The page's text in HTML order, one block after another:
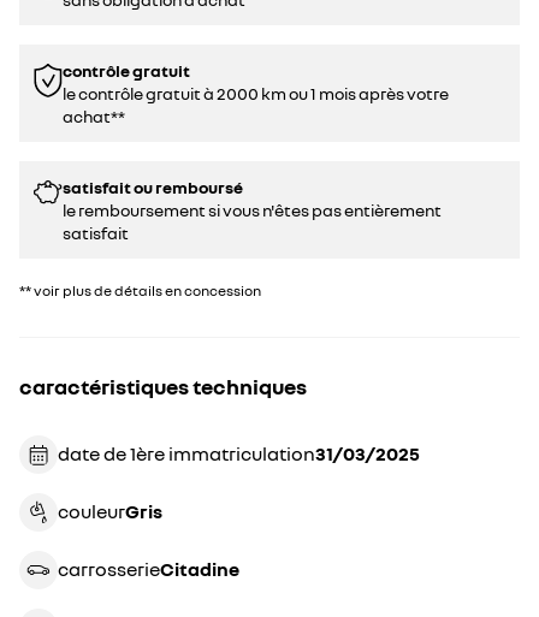
contrôle gratuit
le contrôle gratuit à 2000 km ou 1 mois après votre
achat**
satisfait ou remboursé
le remboursement si vous n'êtes pas entièrement
satisfait
** voir plus de détails en concession
caractéristiques techniques
date de 1ère immatriculation 31/03/2025
couleur gris
carrosserie citadine